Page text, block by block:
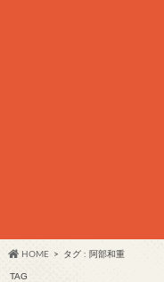
HOME タグ : 阿部和重
TAG